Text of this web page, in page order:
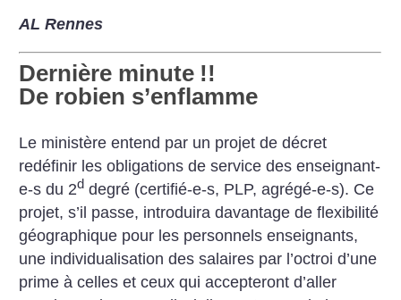
AL Rennes
Dernière minute !!
De robien s’enflamme
Le ministère entend par un projet de décret
redéfinir les obligations de service des enseignant-
e-s du 2d degré (certifié-e-s, PLP, agrégé-e-s). Ce
projet, s’il passe, introduira davantage de flexibilité
géographique pour les personnels enseignants,
une individualisation des salaires par l’octroi d’une
prime à celles et ceux qui accepteront d’aller